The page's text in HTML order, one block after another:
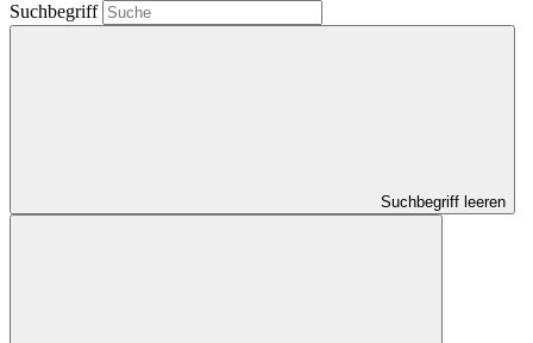
Suchbegriff
Suchbegriff leeren